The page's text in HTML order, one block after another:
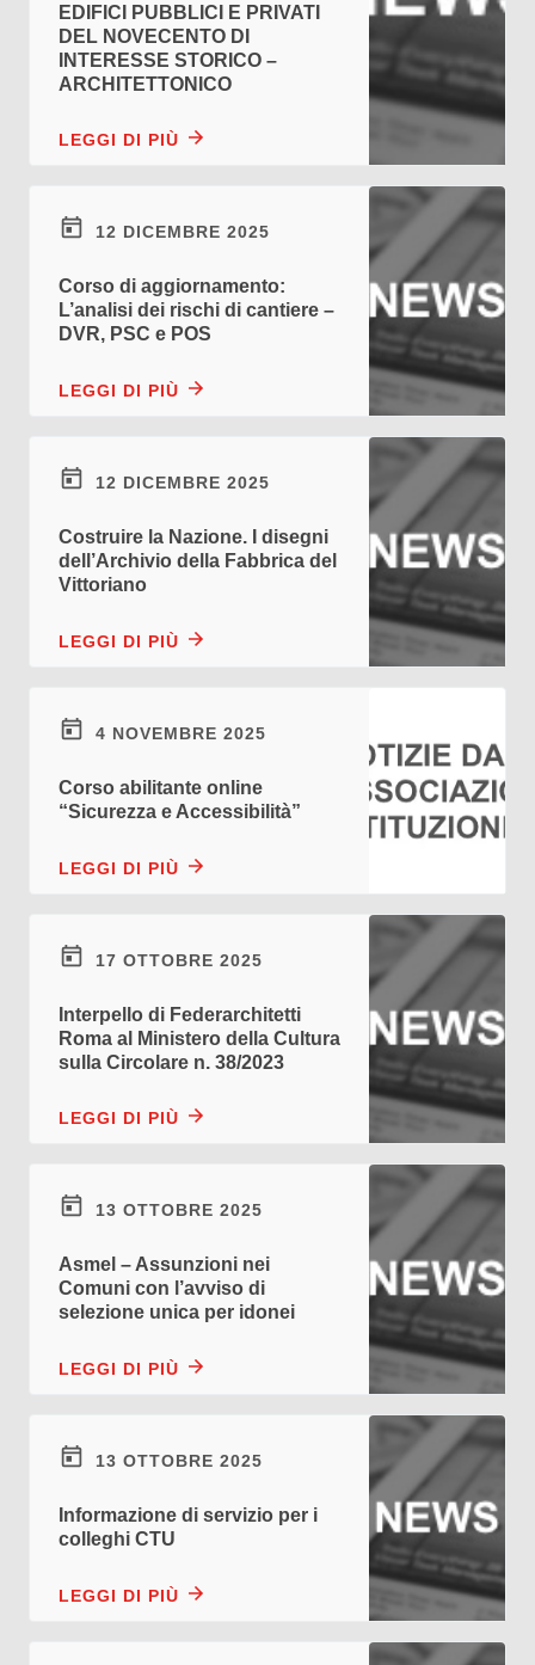
EDIFICI PUBBLICI E PRIVATI
DEL NOVECENTO DI
INTERESSE STORICO –
ARCHITETTONICO
LEGGI DI PIÙ
12 DICEMBRE 2025
Corso di aggiornamento:
L’analisi dei rischi di cantiere –
DVR, PSC e POS
LEGGI DI PIÙ
12 DICEMBRE 2025
Costruire la Nazione. I disegni
dell’Archivio della Fabbrica del
Vittoriano
LEGGI DI PIÙ
4 NOVEMBRE 2025
Corso abilitante online
“Sicurezza e Accessibilità”
LEGGI DI PIÙ
17 OTTOBRE 2025
Interpello di Federarchitetti
Roma al Ministero della Cultura
sulla Circolare n. 38/2023
LEGGI DI PIÙ
13 OTTOBRE 2025
Asmel – Assunzioni nei
Comuni con l’avviso di
selezione unica per idonei
LEGGI DI PIÙ
13 OTTOBRE 2025
Informazione di servizio per i
colleghi CTU
LEGGI DI PIÙ